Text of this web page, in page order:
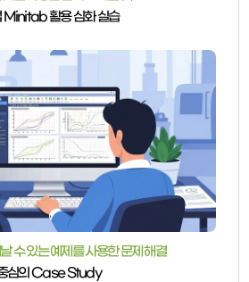
Minitab 활용 심화 실습
수 있는 예제를 사용한 문제 해결
심의 Case Study